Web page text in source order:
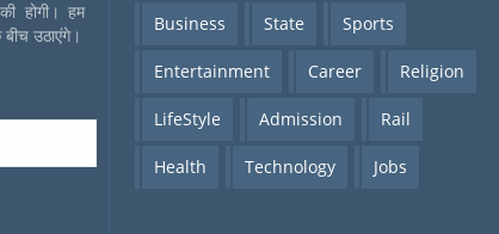
होगी। हम
उठाएंगे।
Business State Sports
Entertainment Career Religion
LifeStyle Admission Rail
Health Technology Jobs